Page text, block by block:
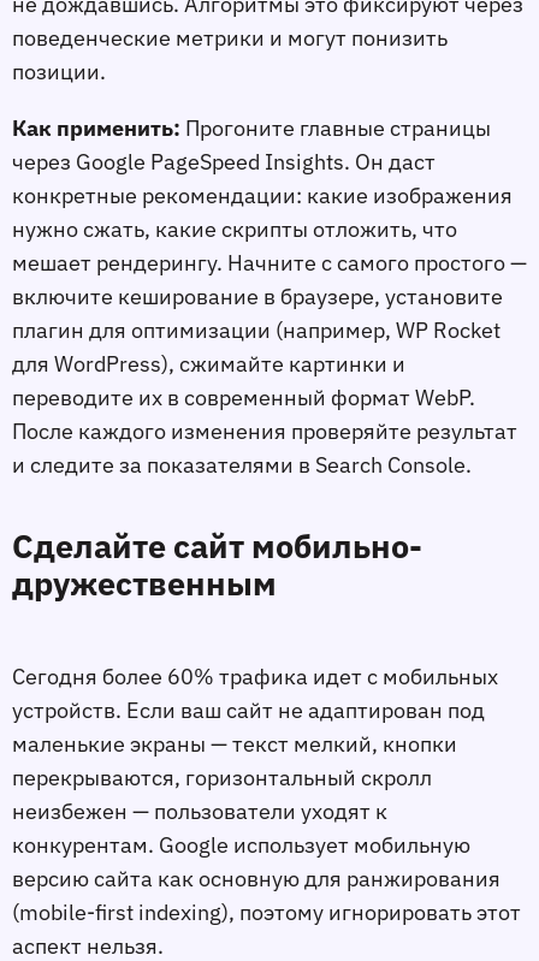
поведенческие метрики и могут понизить
позиции.
Как применить: Прогоните главные страницы
через Google PageSpeed Insights. Он даст
конкретные рекомендации: какие изображения
нужно сжать, какие скрипты отложить, что
мешает рендерингу. Начните с самого простого —
включите кеширование в браузере, установите
плагин для оптимизации (например, WP Rocket
для WordPress), сжимайте картинки и
переводите их в современный формат WebP.
После каждого изменения проверяйте результат
и следите за показателями в Search Console.
Сделайте сайт мобильно-
дружественным
Сегодня более 60% трафика идeт с мобильных
устройств. Если ваш сайт не адаптирован под
маленькие экраны — текст мелкий, кнопки
перекрываются, горизонтальный скролл
неизбежен — пользователи уходят к
конкурентам. Google использует мобильную
версию сайта как основную для ранжирования
(mobile-first indexing), поэтому игнорировать этот
аспект нельзя.